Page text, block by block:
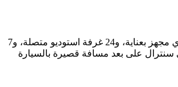
يعتبر سافوي سنترال الخيار الأمثل للزوار من المديرين التنفيذيّين ورجال الأعمال. وأيضًا الزوار الذين يبحثون عن مزيج من الفخامة والاسترخاء. مع 123 استوديو تنفيذي مجهز بعناية، و24 غرفة استوديو متصلة، و7
سنترال على بعد مسافة قصيرة بالسيارة